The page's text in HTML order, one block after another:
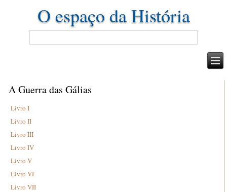
O espaço da História
A Guerra das Gálias
Livro I
Livro II
Livro III
Livro IV
Livro V
Livro VI
Livro VII